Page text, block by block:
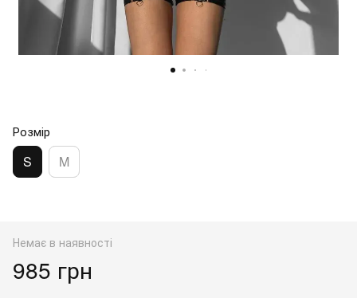
Розмір
S M
Немає в наявності
985 грн